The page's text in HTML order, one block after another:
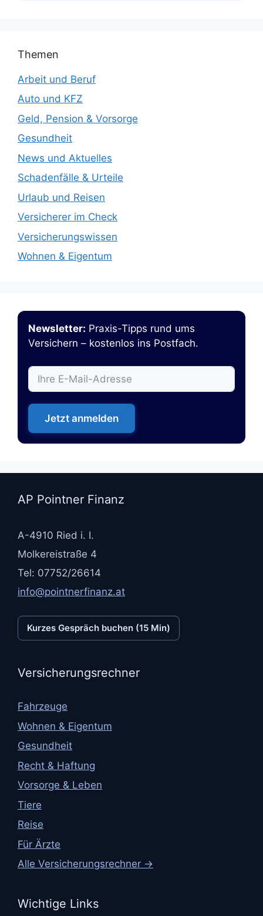
Themen
Arbeit und Beruf
Auto und KFZ
Geld, Pension & Vorsorge
Gesundheit
News und Aktuelles
Schadenfälle & Urteile
Urlaub und Reisen
Versicherer im Check
Versicherungswissen
Wohnen & Eigentum
Newsletter: Praxis-Tipps rund ums
Versichern – kostenlos ins Postfach.
Jetzt anmelden
AP Pointner Finanz
A-4910 Ried i. I.
Molkereistraße 4
Tel: 07752/26614
info@pointnerfinanz.at
Kurzes Gespräch buchen (15 Min)
Versicherungsrechner
Fahrzeuge
Wohnen & Eigentum
Gesundheit
Recht & Haftung
Vorsorge & Leben
Tiere
Reise
Für Ärzte
Alle Versicherungsrechner →
Wichtige Links